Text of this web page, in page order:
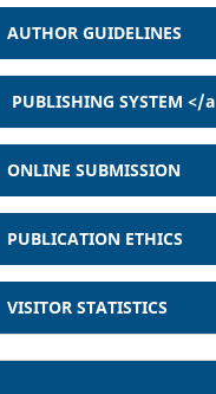
AUTHOR GUIDELINES
PUBLISHING SYSTEM </a
ONLINE SUBMISSION
PUBLICATION ETHICS
VISITOR STATISTICS